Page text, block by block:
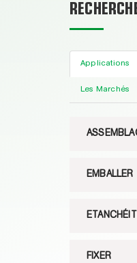
Applications
Les Marchés
EMBALLER
FIXER